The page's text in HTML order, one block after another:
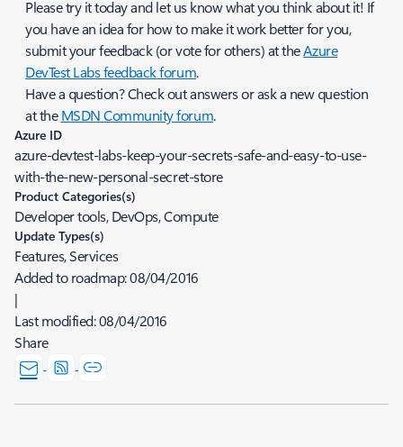
Please try it today and let us know what you think about it! If
you have an idea for how to make it work better for you,
submit your feedback (or vote for others) at theAzure
DevTest Labs feedback forum.
Have a question? Check out answers or ask a new question
at theMSDN Community forum.
Azure ID
azure-devtest-labs-keep-your-secrets-safe-and-easy-to-use-
with-the-new-personal-secret-store
Product Categories(s)
Developer tools, DevOps, Compute
Update Types(s)
Features, Services
Added to roadmap:08/04/2016
|
Last modified:08/04/2016
Share